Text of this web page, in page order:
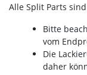
Alle Split Parts
Bitte
vom
Die
daher